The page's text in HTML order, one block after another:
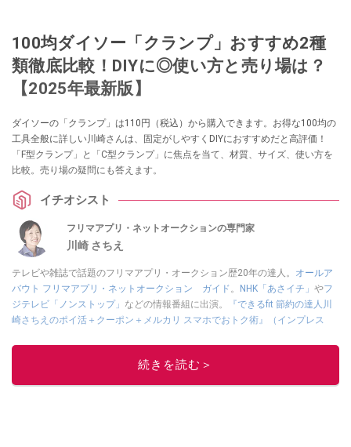
100均ダイソー「クランプ」おすすめ2種
類徹底比較！DIYに◎使い方と売り場は？
【2025年最新版】
ダイソーの「クランプ」は110円（税込）から購入できます。お得な100均の
工具全般に詳しい川崎さんは、固定がしやすくDIYにおすすめだと高評価！
「F型クランプ」と「C型クランプ」に焦点を当て、材質、サイズ、使い方を
比較。売り場の疑問にも答えます。
イチオシスト
フリマアプリ・ネットオークションの専門家
川崎 さちえ
テレビや雑誌で話題のフリマアプリ・オークション歴20年の達人。 オールア
バウト フリマアプリ・ネットオークション ガイド。 NHK「あさイチ」 やフ
ジテレビ「ノンストップ」 などの情報番組に出演。
『できるfit 節約の達人川
崎さちえのポイ活＋クーポン＋メルカリ スマホでおトク術』（インプレス
的に稼ぐ！』（翔泳社刊）
■経歴：2003年、夫が子育てをするために、突然会社を辞める。翌月からの
続きを読む＞